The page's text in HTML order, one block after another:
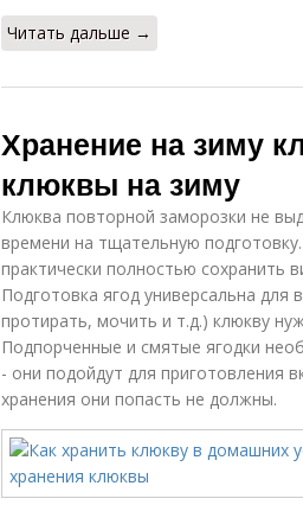
Читать дальше →
Хранение на зиму
клюквы на зиму
Клюква повторной заморозки не
времени на тщательную
практически полностью сохранить
Подготовка ягод универсальна для
протирать, мочить и т.д.) клюкву
Подпорченные и смятые ягодки
- они подойдут для приготовления
хранения они попасть не должны.